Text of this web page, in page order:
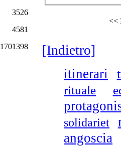
3526
4581
1701398
<<
[Indietro]
itinerari
rituale
solidariet
angoscia